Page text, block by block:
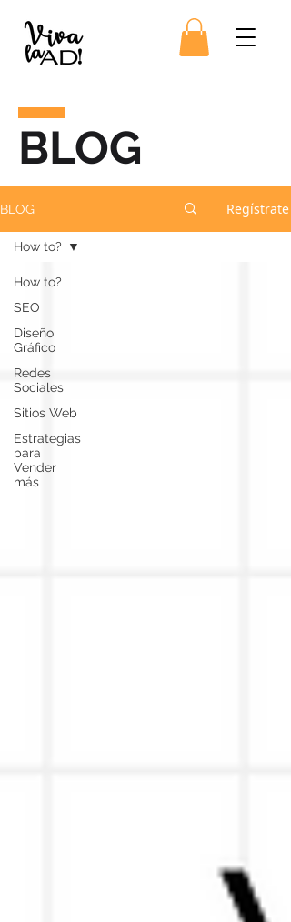
BLOG
BLOG Regístrate
How to?
SEO
Diseño
Gráfico
Redes
Sociales
Sitios Web
Estrategias
para
Vender
más
How to?